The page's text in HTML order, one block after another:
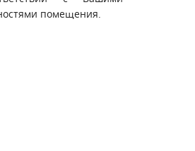
помещения.